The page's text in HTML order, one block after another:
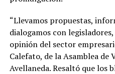
“Llevamos propuestas,
dialogamos con
opinión del sector
Calefato, de la Asamblea de
Avellaneda. Resaltó que los